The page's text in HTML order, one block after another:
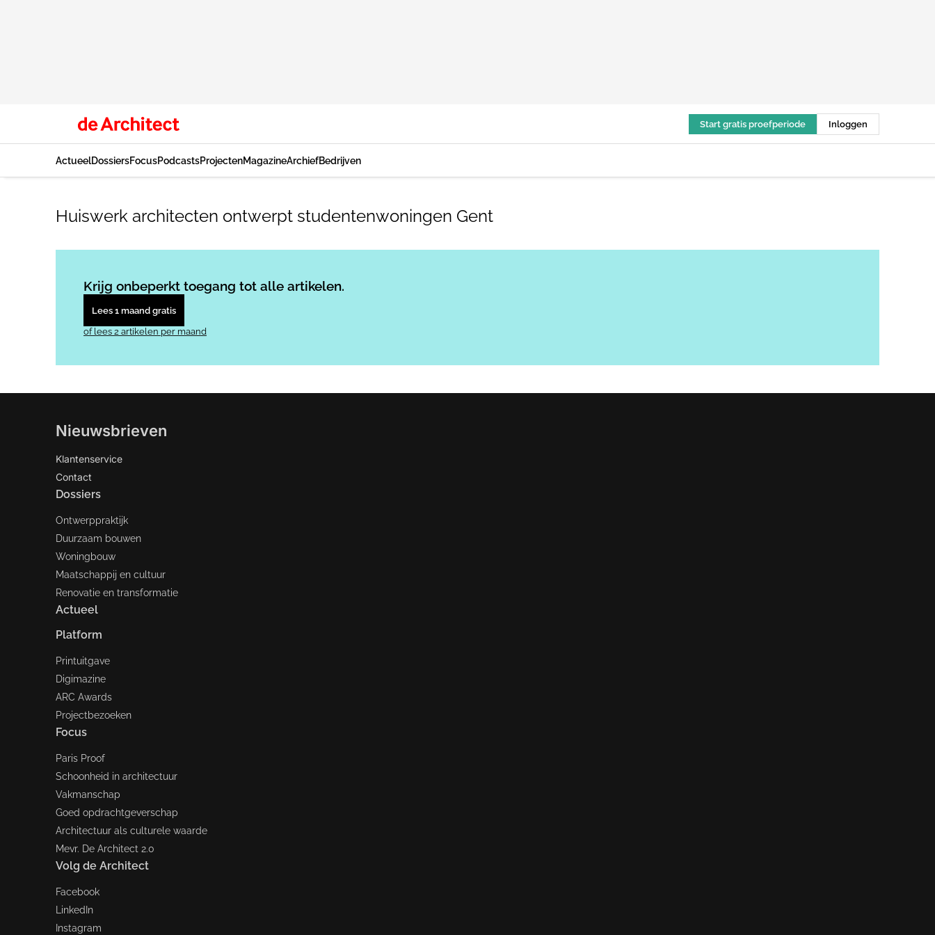
Start gratis proefperiode Inloggen
ActueelDossiersFocusPodcastsProjectenMagazineArchiefBedrijven
Huiswerk architecten ontwerpt studentenwoningen Gent
Krijg onbeperkt toegang tot alle artikelen.
Lees 1 maand gratis
of lees 2 artikelen per maand
Nieuwsbrieven
Klantenservice
Contact
Dossiers
Ontwerppraktijk
Duurzaam bouwen
Woningbouw
Maatschappij en cultuur
Renovatie en transformatie
Actueel
Platform
Printuitgave
Digimazine
ARC Awards
Projectbezoeken
Focus
Paris Proof
Schoonheid in architectuur
Vakmanschap
Goed opdrachtgeverschap
Architectuur als culturele waarde
Mevr. De Architect 2.0
Volg de Architect
Facebook
LinkedIn
Instagram